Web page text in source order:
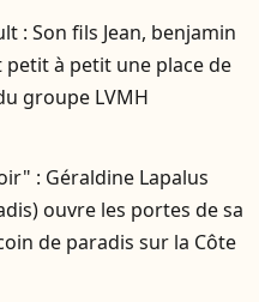
: Son fils Jean, benjamin
petit à petit une place de
groupe LVMH
: Géraldine Lapalus
ouvre les portes de sa
de paradis sur la Côte